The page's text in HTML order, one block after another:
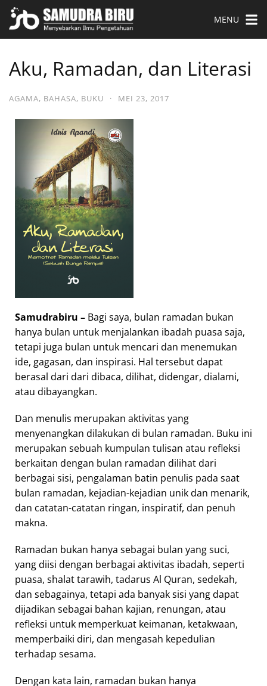
MENU
Aku, Ramadan, dan Literasi
AGAMA, BAHASA, BUKU · MEI 23, 2017
Samudrabiru – Bagi saya, bulan ramadan bukan
hanya bulan untuk menjalankan ibadah puasa saja,
tetapi juga bulan untuk mencari dan menemukan
ide, gagasan, dan inspirasi. Hal tersebut dapat
berasal dari dari dibaca, dilihat, didengar, dialami,
atau dibayangkan.
Dan menulis merupakan aktivitas yang
menyenangkan dilakukan di bulan ramadan. Buku ini
merupakan sebuah kumpulan tulisan atau refleksi
berkaitan dengan bulan ramadan dilihat dari
berbagai sisi, pengalaman batin penulis pada saat
bulan ramadan, kejadian-kejadian unik dan menarik,
dan catatan-catatan ringan, inspiratif, dan penuh
makna.
Ramadan bukan hanya sebagai bulan yang suci,
yang diisi dengan berbagai aktivitas ibadah, seperti
puasa, shalat tarawih, tadarus Al Quran, sedekah,
dan sebagainya, tetapi ada banyak sisi yang dapat
dijadikan sebagai bahan kajian, renungan, atau
refleksi untuk memperkuat keimanan, ketakwaan,
memperbaiki diri, dan mengasah kepedulian
terhadap sesama.
Dengan kata lain, ramadan bukan hanya